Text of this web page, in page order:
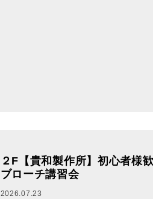
２F【貴和製作所】初心者
ブローチ講習会
2026.07.23